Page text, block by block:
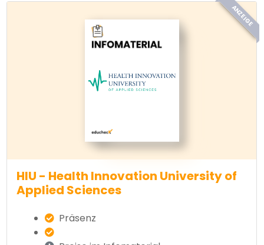
ANZEIGE
HIU - Health Innovation University of
Applied Sciences
Präsenz